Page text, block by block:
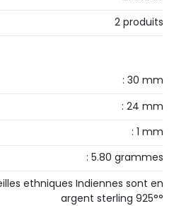
2 produits
: 30 mm
: 24 mm
: 1 mm
: 5.80 grammes
ethniques Indiennes sont en
argent sterling 925°°